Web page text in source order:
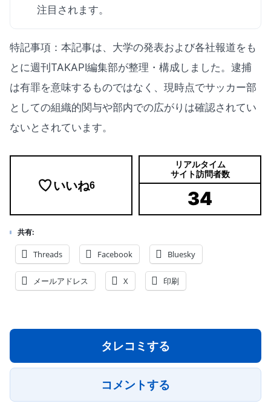
注目されます。
特記事項：本記事は、大学の発表および各社報道をも
とに週刊TAKAPI編集部が整理・構成しました。逮捕
は有罪を意味するものではなく、現時点でサッカー部
としての組織的関与や部内での広がりは確認されてい
ないとされています。
いいね6
リアルタイム
サイト訪問者数
34
共有:
Threads Facebook Bluesky
メールアドレス X 印刷
タレコミする
コメントする